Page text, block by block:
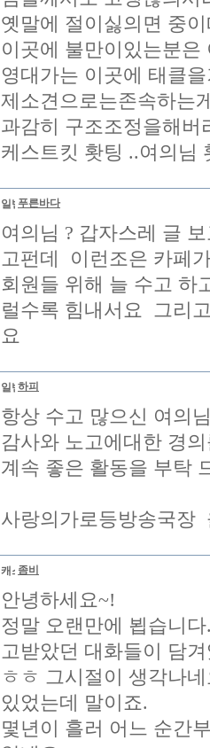
옛말에 절이싫의면 중
이곳에 불만이있는분
영대가는 이곳에 태클
제소견으로는존속하는
과감히 구조조정을해
케스트킷 홧팅 ..여의님
푸른바다
여의님 ? 갑자스레 글
고펀데 이런조은 카페
회원들 위해 늘 수고
럴수록 힘내서요 그리
요
하피
항상 수고 많으신 여의
감사와 노고에대한 경
계속 좋은 활동을 부탁
사랑의가로등방송국장
좀비
안녕하세요~!
정말 오랜만에 뵙습니
고받았던 대화들이 담
ㅎㅎ 그시절이 생각나
있었는데 말이죠.
몇년이 흘러 어느 순간